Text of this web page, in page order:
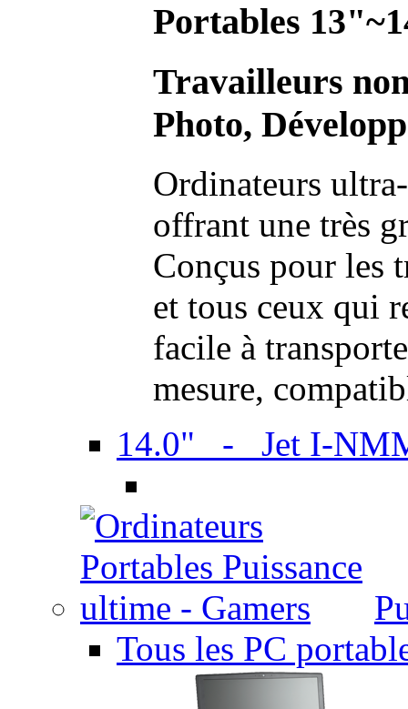
Portables
Travailleurs
Photo,
Ordinateurs
offrant une très
Conçus pour les
et tous ceux qui
facile à
mesure,
14.0" - Jet I-
Tous les PC